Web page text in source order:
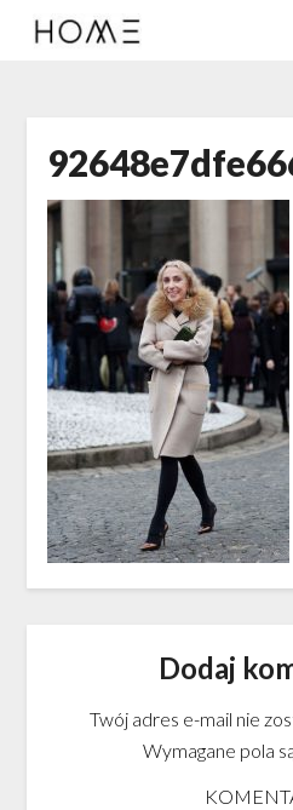
Dodaj
Twój adres e-mail nie
Wymagane pola